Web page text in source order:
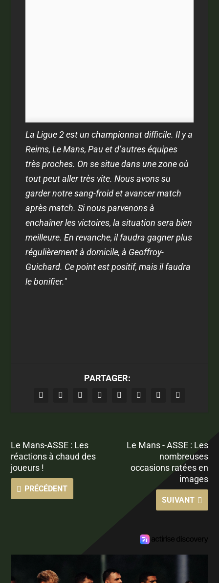
La Ligue 2 est un championnat difficile. Il y a
Reims, Le Mans, Pau et d’autres équipes
très proches. On se situe dans une zone où
tout peut aller très vite. Nous avons su
garder notre sang-froid et avancer match
après match. Si nous parvenons à
enchaîner les victoires, la situation sera bien
meilleure. En revanche, il faudra gagner plus
régulièrement à domicile, à Geoffroy-
Guichard. Ce point est positif, mais il faudra
le bonifier."
PARTAGER:
Le Mans-ASSE : Les
réactions à chaud des
joueurs !
PRÉCÉDENT
Le Mans - ASSE : Les
nombreuses
occasions ratées en
images
SUIVANT